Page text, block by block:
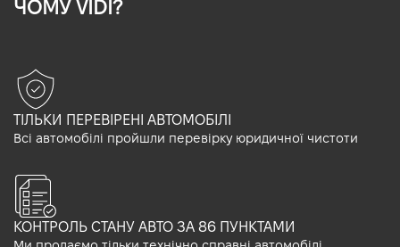
ЧОМУ VIDI?
ТІЛЬКИ ПЕРЕВІРЕНІ АВТОМОБІЛІ
Всі автомобілі пройшли перевірку юридичної чистоти
КОНТРОЛЬ СТАНУ АВТО ЗА 86 ПУНКТАМИ